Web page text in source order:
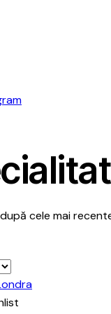
cele mai